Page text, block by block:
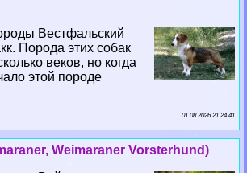
Вестфальский
Порода этих собак
веков, но когда
этой породе
01 08 2026 21:24:41
Weimaraner Vorsterhund)